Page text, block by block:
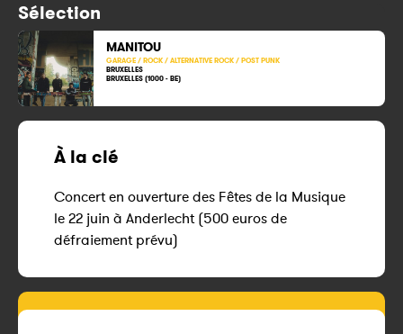
Sélection
MANITOU
GARAGE / ROCK / ALTERNATIVE ROCK / POST PUNK
BRUXELLES
BRUXELLES (1000 - BE)
À la clé
Concert en ouverture des Fêtes de la Musique
le 22 juin à Anderlecht (500 euros de
défraiement prévu)